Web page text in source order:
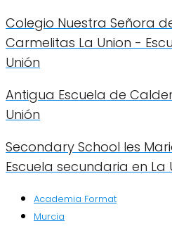
Colegio Nuestra Señora
Carmelitas La Union -
Unión
Antigua Escuela de
Unión
Secondary School Ies
Escuela secundaria en La
Academia Format
Murcia